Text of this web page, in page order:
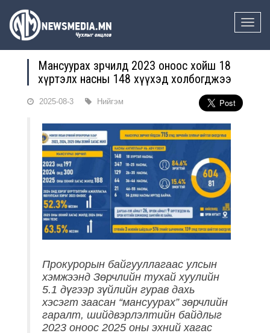
Toggle
Мансуурах зөрчилд 2023 оноос хойш 18
хүртэлх насны 148 хүүхэд холбогджээ
2025-08-3 Нийгэм
Прокурорын байгууллагаас улсын
хэмжээнд Зөрчлийн тухай хуулийн
5.1 дүгээр зүйлийн гурав дахь
хэсэгт заасан “мансуурах” зөрчлийн
гаралт, шийдвэрлэлтийн байдлыг
2023 оноос 2025 оны эхний хагас